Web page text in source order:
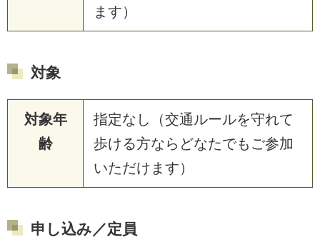
ます）
対象
対象年
齢
指定なし（交通ルールを守れて
歩ける方ならどなたでもご参加
いただけます）
申し込み／定員